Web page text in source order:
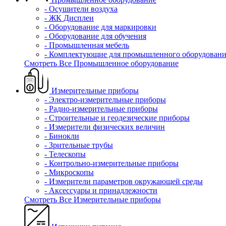
- Осушители воздуха
- ЖК Дисплеи
- Оборудование для маркировки
- Оборудование для обучения
- Промышленная мебель
- Комплектующие для промышленного
Смотреть Все Промышленное оборудование
Измерительные приборы
- Электро-измерительные приборы
- Радио-измерительные приборы
- Строительные и геодезические приборы
- Измерители физических величин
- Бинокли
- Зрительные трубы
- Телескопы
- Контрольно-измерительные приборы
- Микроскопы
- Измерители параметров окружающей среды
- Аксессуары и принадлежности
Смотреть Все Измерительные приборы